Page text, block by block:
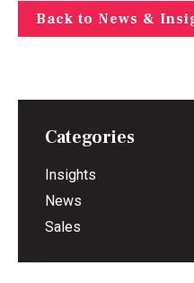
Back to News &
Categories
Insights
News
Sales